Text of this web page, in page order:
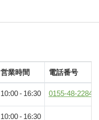
営業時間
電話番号
10:00 - 16:30 0155-48-2284
10:00 - 16:30